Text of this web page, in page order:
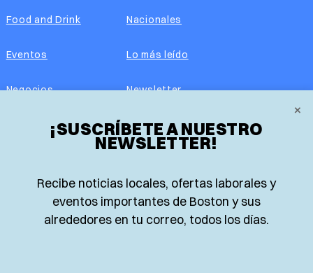
×
¡SUSCRÍBETE A NUESTRO
NEWSLETTER!
Recibe noticias locales, ofertas laborales y
eventos importantes de Boston y sus
alrededores en tu correo, todos los días.
Food and Drink
Eventos
Negocios
Real Estate
Guía de Recursos
Nacionales
Lo más leído
Newsletter
Edición impresa
Advertise with us